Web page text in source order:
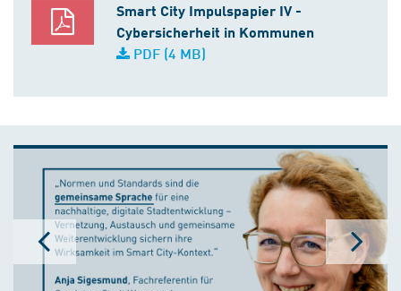
Smart City Impulspapier IV -
Cybersicherheit in Kommunen
PDF (4 MB)